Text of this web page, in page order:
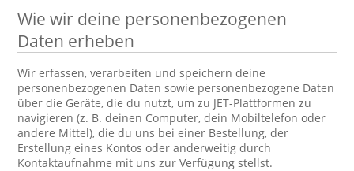
Wie wir deine personenbezogenen
Daten erheben
Wir erfassen, verarbeiten und speichern deine
personenbezogenen Daten sowie personenbezogene Daten
über die Geräte, die du nutzt, um zu JET-Plattformen zu
navigieren (z. B. deinen Computer, dein Mobiltelefon oder
andere Mittel), die du uns bei einer Bestellung, der
Erstellung eines Kontos oder anderweitig durch
Kontaktaufnahme mit uns zur Verfügung stellst.